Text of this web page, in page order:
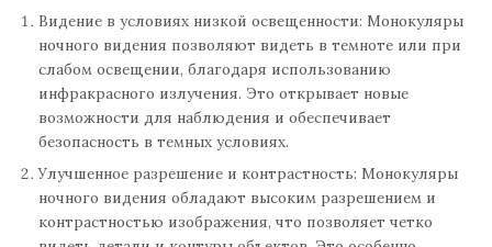
Видение в условиях низкой освещенности: Монокуляры
ночного видения позволяют видеть в темноте или при
слабом освещении, благодаря использованию
инфракрасного излучения. Это открывает новые
возможности для наблюдения и обеспечивает
безопасность в темных условиях.
Улучшенное разрешение и контрастность: Монокуляры
ночного видения обладают высоким разрешением и
контрастностью изображения, что позволяет четко